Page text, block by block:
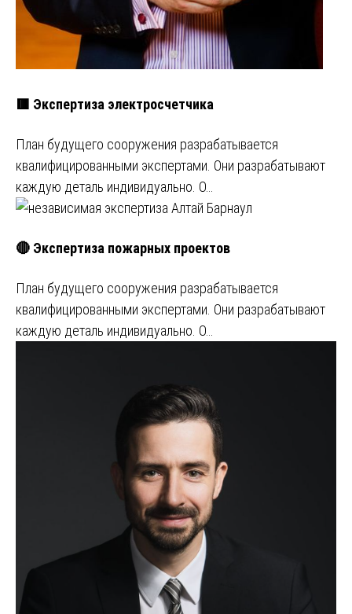
🟥 Экспертиза электросчетчика
План будущего сооружения разрабатывается
квалифицированными экспертами. Они разрабатывают
каждую деталь индивидуально. О…
🔴 Экспертиза пожарных проектов
План будущего сооружения разрабатывается
квалифицированными экспертами. Они разрабатывают
каждую деталь индивидуально. О…